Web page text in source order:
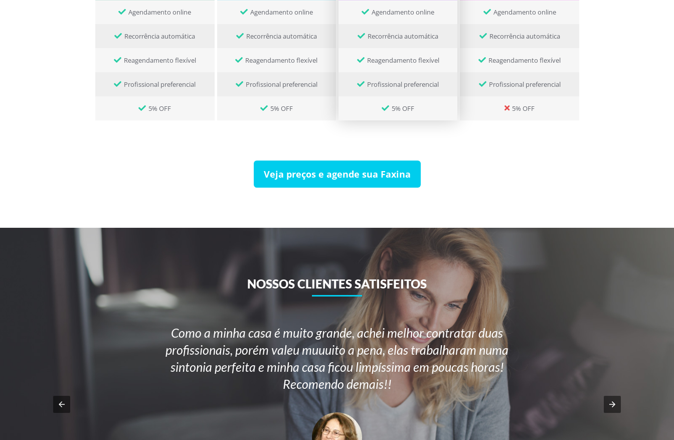
Agendamento online
Recorrência automática
Reagendamento flexível
Profissional preferencial
5% OFF
Agendamento online
Recorrência automática
Reagendamento flexível
Profissional preferencial
5% OFF
Agendamento online
Recorrência automática
Reagendamento flexível
Profissional preferencial
5% OFF
Agendamento online
Recorrência automática
Reagendamento flexível
Profissional preferencial
5% OFF
Veja preços e agende sua Faxina
NOSSOS CLIENTES SATISFEITOS
Como a minha casa é muito grande, achei melhor contratar duas
profissionais, porém valeu muuuito a pena, elas trabalharam numa
sintonia perfeita e minha casa ficou limpíssima em poucas horas!
Recomendo demais!!